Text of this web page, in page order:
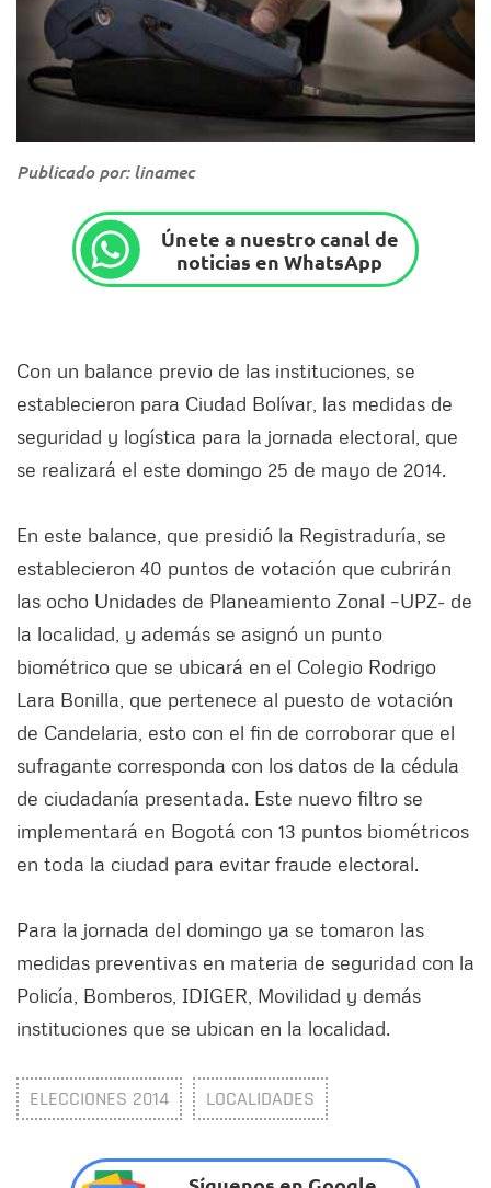
Publicado por: linamec
Únete a nuestro canal de
noticias en WhatsApp
Con un balance previo de las instituciones, se
establecieron para Ciudad Bolívar, las medidas de
seguridad y logística para la jornada electoral, que
se realizará el este domingo 25 de mayo de 2014.
En este balance, que presidió la Registraduría, se
establecieron 40 puntos de votación que cubrirán
las ocho Unidades de Planeamiento Zonal –UPZ- de
la localidad, y además se asignó un punto
biométrico que se ubicará en el Colegio Rodrigo
Lara Bonilla, que pertenece al puesto de votación
de Candelaria, esto con el fin de corroborar que el
sufragante corresponda con los datos de la cédula
de ciudadanía presentada. Este nuevo filtro se
implementará en Bogotá con 13 puntos biométricos
en toda la ciudad para evitar fraude electoral.
Para la jornada del domingo ya se tomaron las
medidas preventivas en materia de seguridad con la
Policía, Bomberos, IDIGER, Movilidad y demás
instituciones que se ubican en la localidad.
ELECCIONES 2014 LOCALIDADES